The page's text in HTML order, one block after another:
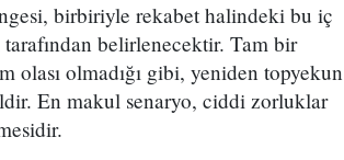
birbiriyle rekabet halindeki bu iç
belirlenecektir. Tam bir
olası olmadığı gibi, yeniden topyekun
En makul senaryo, ciddi zorluklar